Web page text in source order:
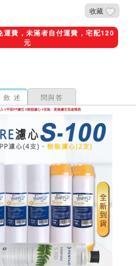
收藏
運費，未滿者自付運費，宅配120
元
述 問與答